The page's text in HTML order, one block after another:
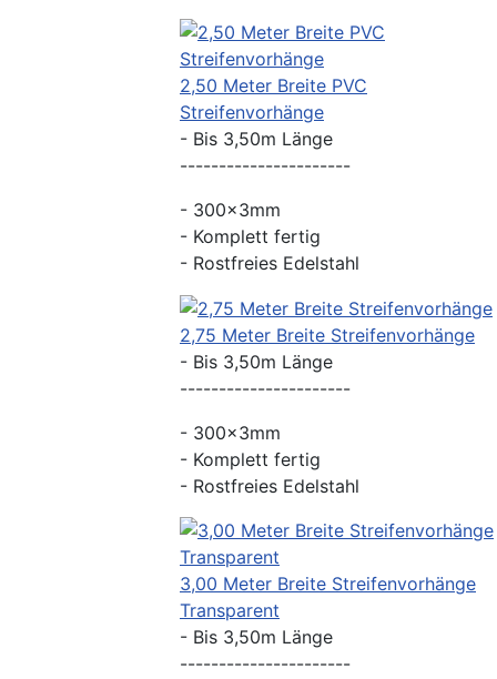
2,50 Meter Breite PVC
Streifenvorhänge
- Bis 3,50m Länge
----------------------
- 300x3mm
- Komplett fertig
- Rostfreies Edelstahl
2,75 Meter Breite Streifenvorhänge
- Bis 3,50m Länge
----------------------
- 300x3mm
- Komplett fertig
- Rostfreies Edelstahl
3,00 Meter Breite Streifenvorhänge
Transparent
- Bis 3,50m Länge
----------------------